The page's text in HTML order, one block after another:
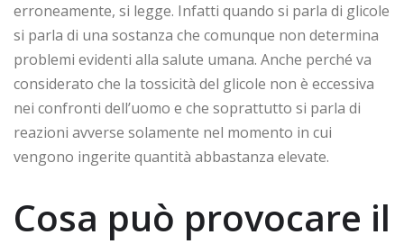
erroneamente, si legge. Infatti quando si parla di glicole
si parla di una sostanza che comunque non determina
problemi evidenti alla salute umana. Anche perché va
considerato che la tossicità del glicole non è eccessiva
nei confronti dell’uomo e che soprattutto si parla di
reazioni avverse solamente nel momento in cui
vengono ingerite quantità abbastanza elevate.
Cosa può provocare il